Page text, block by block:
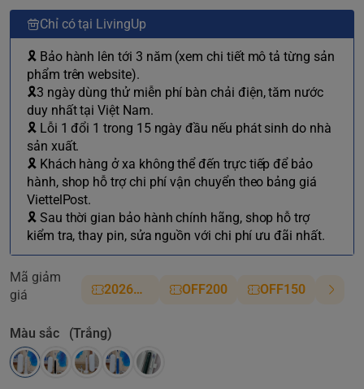
Chỉ có tại LivingUp
🎗 Bảo hành lên tới 3 năm (xem chi tiết mô tả từng sản
phẩm trên website).
🎗3 ngày dùng thử miễn phí bàn chải điện, tăm nước
duy nhất tại Việt Nam.
🎗 Lỗi 1 đổi 1 trong 15 ngày đầu nếu phát sinh do nhà
sản xuất.
🎗 Khách hàng ở xa không thể đến trực tiếp để bảo
hành, shop hỗ trợ chi phí vận chuyển theo bảng giá
ViettelPost.
🎗 Sau thời gian bảo hành chính hãng, shop hỗ trợ
kiểm tra, thay pin, sửa nguồn với chi phí ưu đãi nhất.
Mã giảm
giá
2026NM OFF200 OFF150
Màu sắc (Trắng)